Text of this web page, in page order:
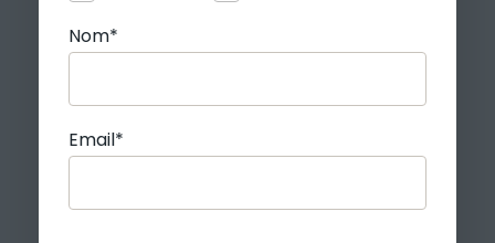
Nom*
Email*